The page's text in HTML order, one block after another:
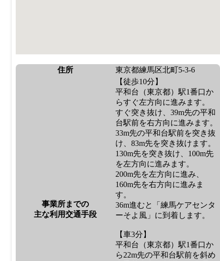
住所 東京都練馬区北町5-3-6
事業所までの
主な利用交通手段
【徒歩10分】
平和台（東京都）駅1番口か
らすぐ左方向に進みます。
すぐ突き抜け、39m先の平和
台駅前を右方向に進みます。
33m先の平和台駅前を突き抜
け、83m先を突き抜けます。
130m先を突き抜け、100m先
を左方向に進みます。
200m先を左方向に進み、
160m先を右方向に進みま
す。
36m進むと「練馬ケアセンタ
ーそよ風」に到着します。
【車3分】
平和台（東京都）駅1番口か
ら22m先の平和台駅前を斜め